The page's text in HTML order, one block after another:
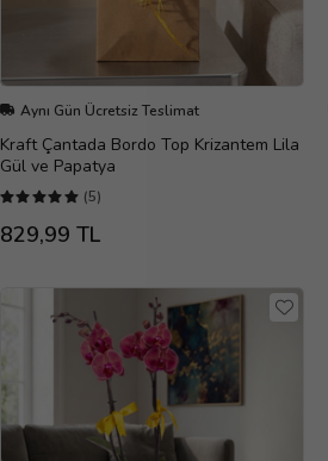
Aynı Gün Ücretsiz Teslimat
Kraft Çantada Bordo Top Krizantem Lila
Gül ve Papatya
(5)
829,99 TL